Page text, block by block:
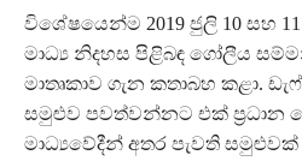
විශේෂයෙන්ම 2019 ජුලි 10 සහ
මාධ්‍ය නිදහස පිළිබඳ ගෝලීය
මාතෘකාව ගැන කතාබහ කළා.
සමුළුව පවත්වන්නට එක් ප්‍රධාන
මාධ්‍යවේදීන් අතර පැවති සමුළුවක්